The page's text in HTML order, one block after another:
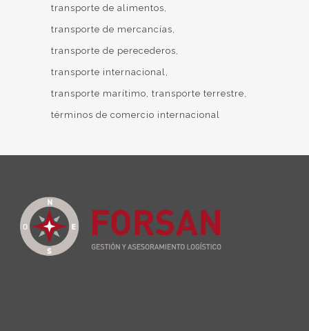
transporte de alimentos
transporte de mercancías
transporte de perecederos
transporte internacional
transporte marítimo transporte terrestre
términos de comercio internacional